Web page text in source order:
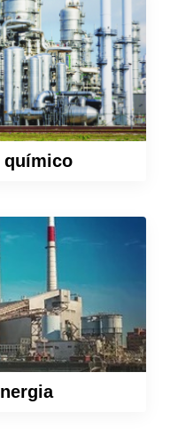
químico